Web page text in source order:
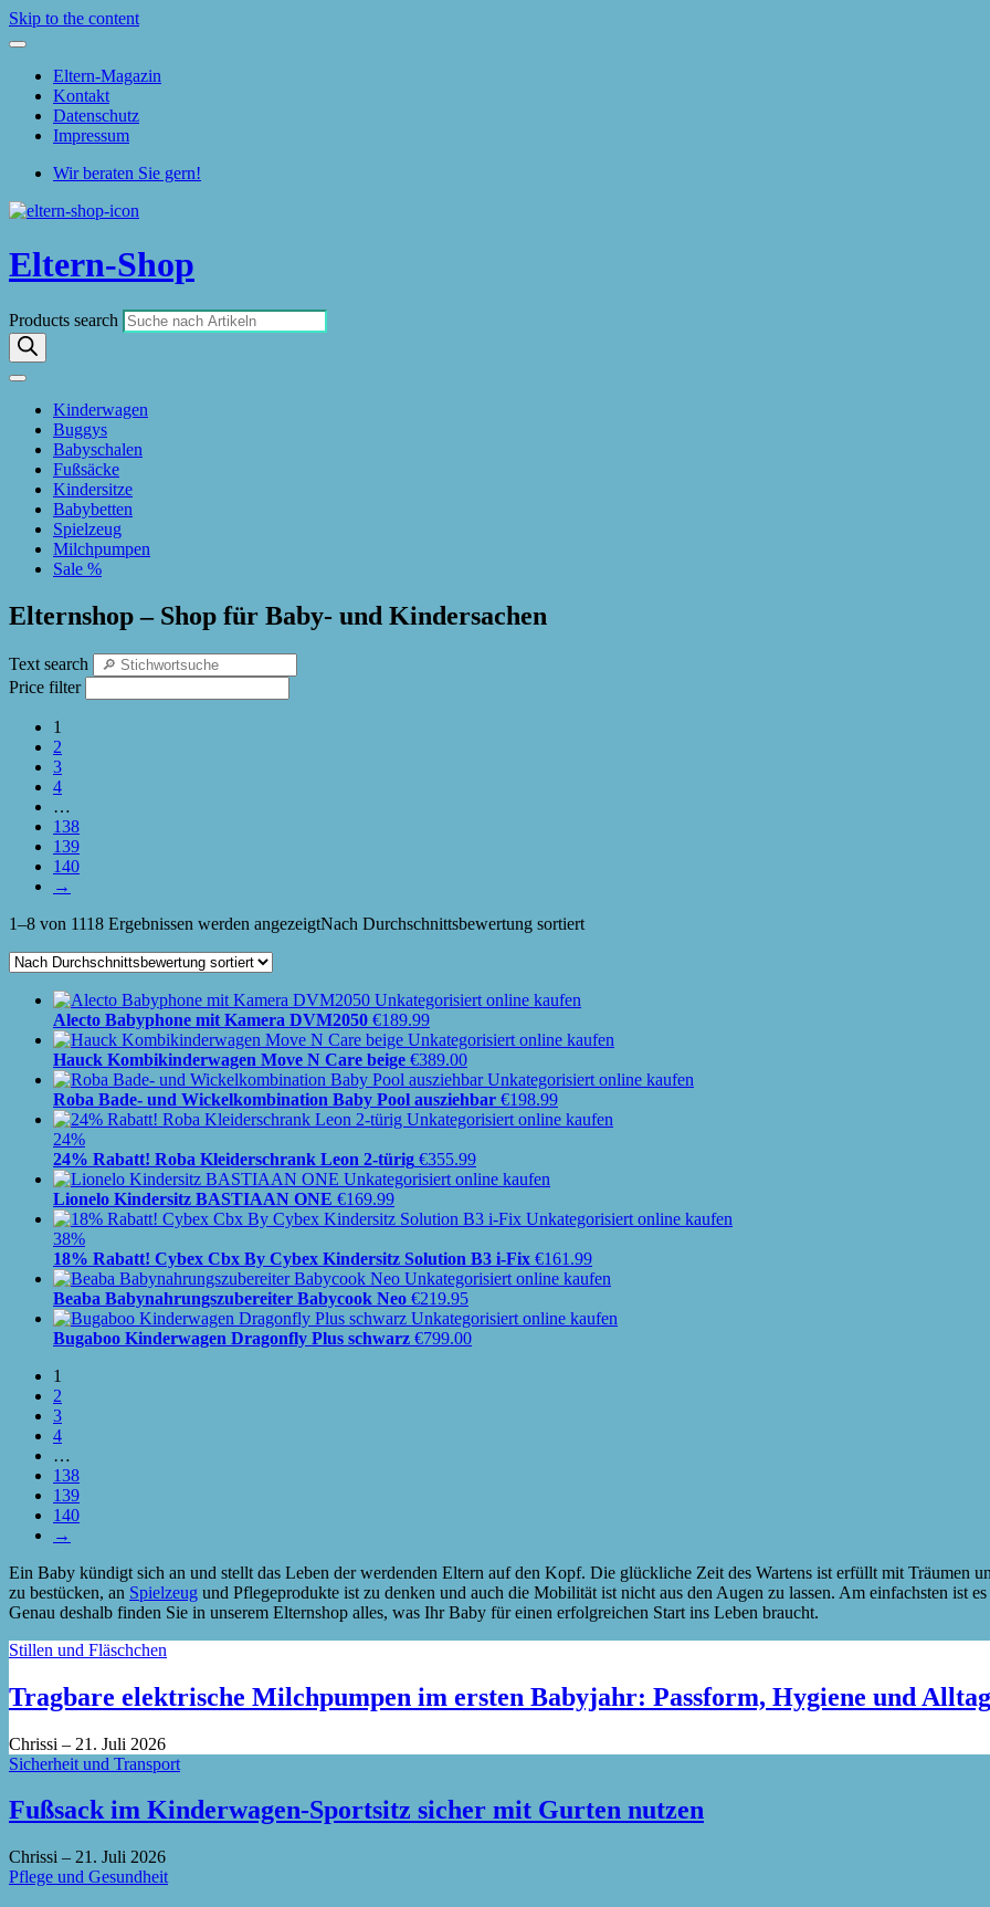
Skip to the content
Eltern-Magazin
Kontakt
Datenschutz
Impressum
Wir beraten Sie gern!
Eltern-Shop
Products search
Kinderwagen
Buggys
Babyschalen
Fußsäcke
Kindersitze
Babybetten
Spielzeug
Milchpumpen
Sale %
Elternshop – Shop für Baby- und Kindersachen
Text search
Price filter
1
2
3
4
…
138
139
140
→
1–8 von 1118 Ergebnissen werden angezeigtNach Durchschnittsbewertung sortiert
Alecto Babyphone mit Kamera DVM2050 €189.99
Hauck Kombikinderwagen Move N Care beige €389.00
Roba Bade- und Wickelkombination Baby Pool ausziehbar €198.99
24%
24% Rabatt! Roba Kleiderschrank Leon 2-türig €355.99
Lionelo Kindersitz BASTIAAN ONE €169.99
38%
18% Rabatt! Cybex Cbx By Cybex Kindersitz Solution B3 i-Fix €161.99
Beaba Babynahrungszubereiter Babycook Neo €219.95
Bugaboo Kinderwagen Dragonfly Plus schwarz €799.00
1
2
3
4
…
138
139
140
→
Ein Baby kündigt sich an und stellt das Leben der werdenden Eltern auf den Kopf. Die glückliche Zeit des Wartens ist erfüllt mit Träumen
zu bestücken, an Spielzeug und Pflegeprodukte ist zu denken und auch die Mobilität ist nicht aus den Augen zu lassen. Am einfachsten ist
Genau deshalb finden Sie in unserem Elternshop alles, was Ihr Baby für einen erfolgreichen Start ins Leben braucht.
Stillen und Fläschchen
Tragbare elektrische Milchpumpen im ersten Babyjahr: Passform, Hygiene und Alltag
Chrissi – 21. Juli 2026
Sicherheit und Transport
Fußsack im Kinderwagen-Sportsitz sicher mit Gurten nutzen
Chrissi – 21. Juli 2026
Pflege und Gesundheit